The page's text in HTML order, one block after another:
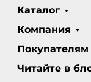
Каталог
Компания
Покупателям
Читайте в